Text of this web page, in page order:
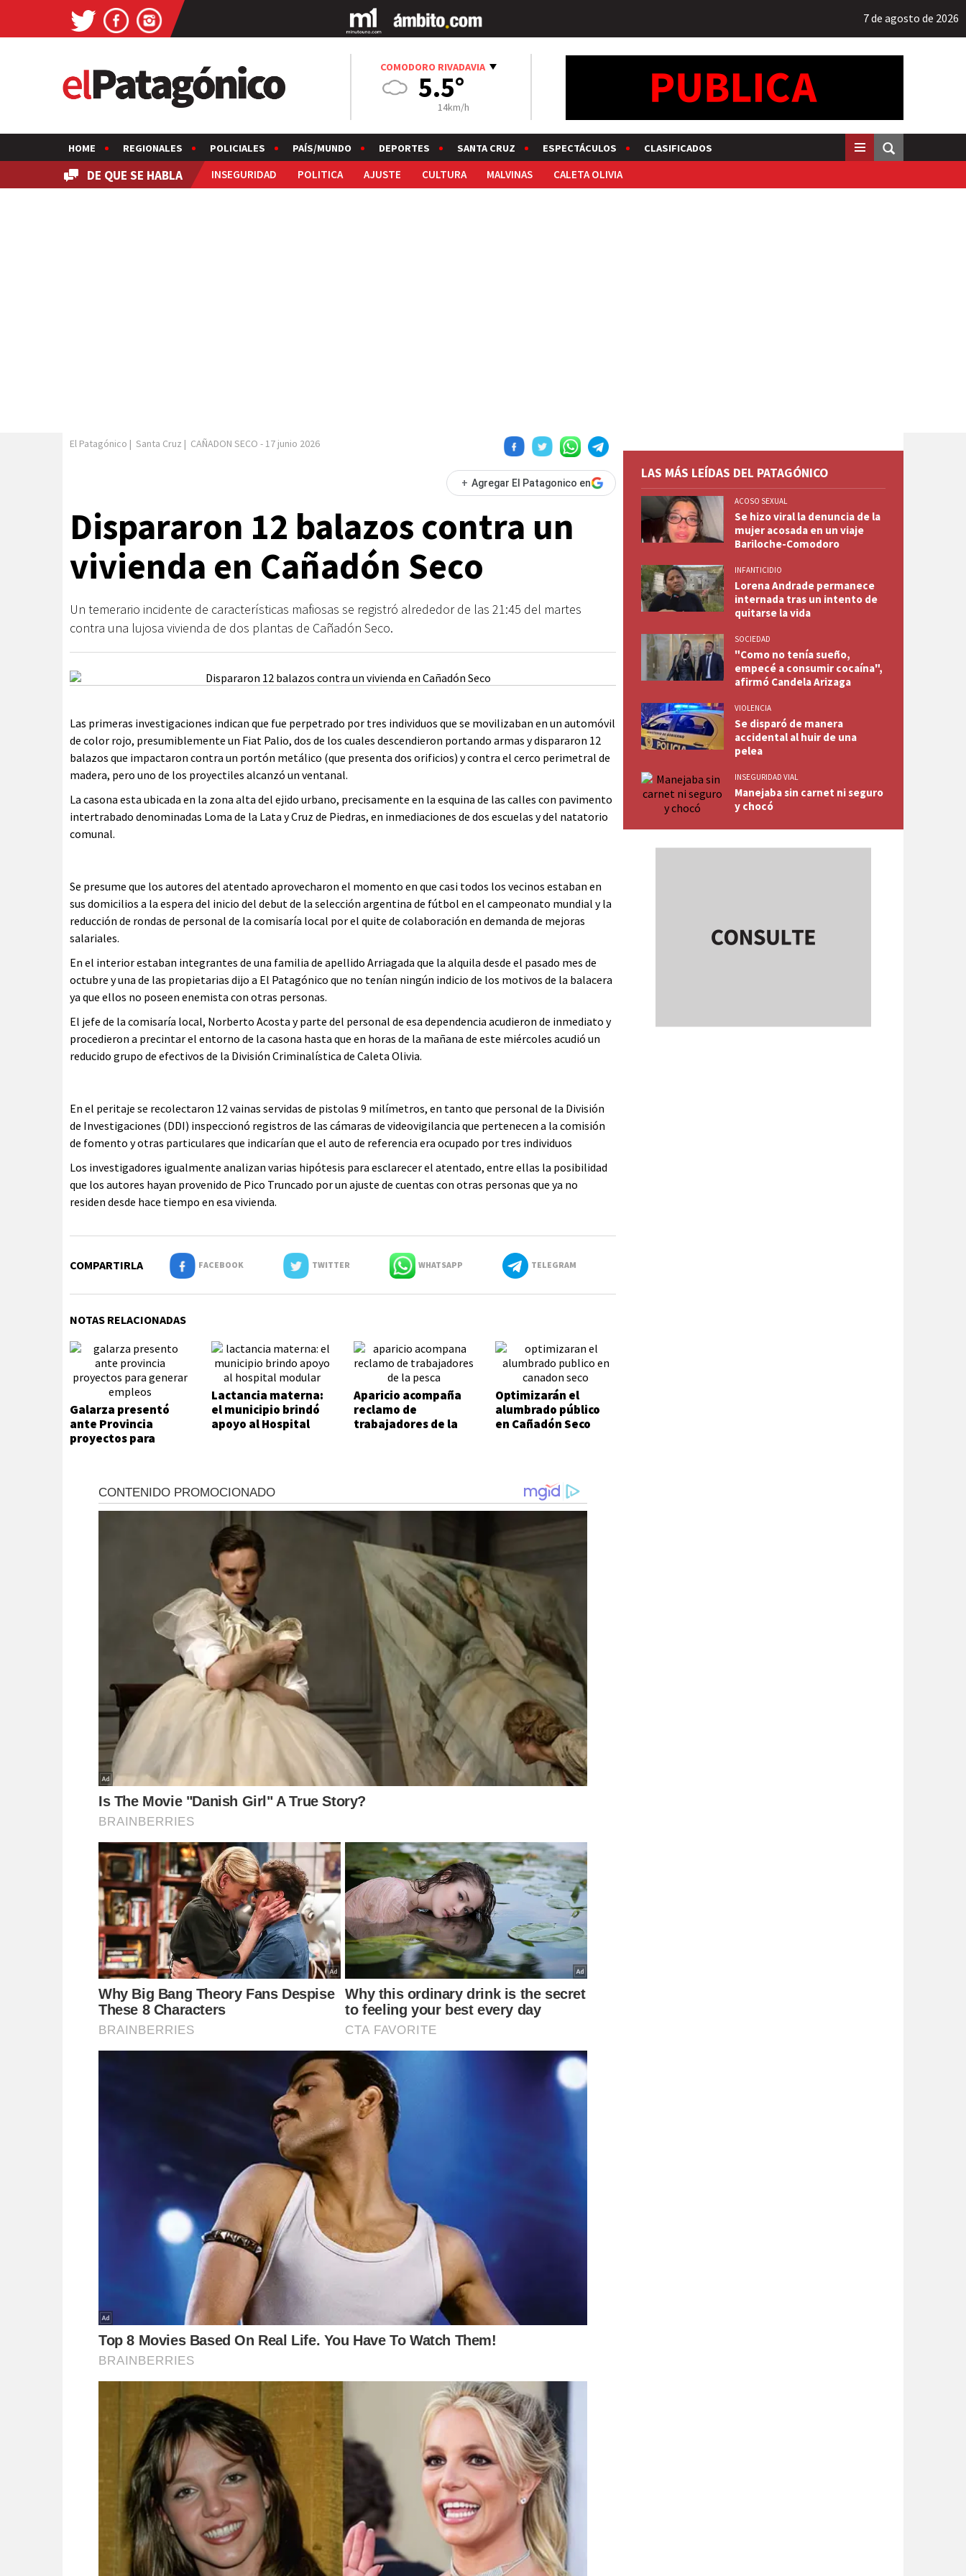
7 de agosto de 2026
COMODORO RIVADAVIA
5.5°
14km/h
HOME REGIONALES POLICIALES PAÍS/MUNDO DEPORTES SANTA CRUZ ESPECTÁCULOS CLASIFICADOS
DE QUE SE HABLA INSEGURIDAD POLITICA AJUSTE CULTURA MALVINAS CALETA OLIVIA
El Patagónico | Santa Cruz | CAÑADON SECO - 17 junio 2026
+ Agregar El Patagonico en
Dispararon 12 balazos contra un
vivienda en Cañadón Seco
Un temerario incidente de características mafiosas se registró alrededor de las 21:45 del martes
contra una lujosa vivienda de dos plantas de Cañadón Seco.
Las primeras investigaciones indican que fue perpetrado por tres individuos que se movilizaban en un automóvil
de color rojo, presumiblemente un Fiat Palio, dos de los cuales descendieron portando armas y dispararon 12
balazos que impactaron contra un portón metálico (que presenta dos orificios) y contra el cerco perimetral de
madera, pero uno de los proyectiles alcanzó un ventanal.
La casona esta ubicada en la zona alta del ejido urbano, precisamente en la esquina de las calles con pavimento
intertrabado denominadas Loma de la Lata y Cruz de Piedras, en inmediaciones de dos escuelas y del natatorio
comunal.
Se presume que los autores del atentado aprovecharon el momento en que casi todos los vecinos estaban en
sus domicilios a la espera del inicio del debut de la selección argentina de fútbol en el campeonato mundial y la
reducción de rondas de personal de la comisaría local por el quite de colaboración en demanda de mejoras
salariales.
En el interior estaban integrantes de una familia de apellido Arriagada que la alquila desde el pasado mes de
octubre y una de las propietarias dijo a El Patagónico que no tenían ningún indicio de los motivos de la balacera
ya que ellos no poseen enemista con otras personas.
El jefe de la comisaría local, Norberto Acosta y parte del personal de esa dependencia acudieron de inmediato y
procedieron a precintar el entorno de la casona hasta que en horas de la mañana de este miércoles acudió un
reducido grupo de efectivos de la División Criminalística de Caleta Olivia.
En el peritaje se recolectaron 12 vainas servidas de pistolas 9 milímetros, en tanto que personal de la División
de Investigaciones (DDI) inspeccionó registros de las cámaras de videovigilancia que pertenecen a la comisión
de fomento y otras particulares que indicarían que el auto de referencia era ocupado por tres individuos
Los investigadores igualmente analizan varias hipótesis para esclarecer el atentado, entre ellas la posibilidad
que los autores hayan provenido de Pico Truncado por un ajuste de cuentas con otras personas que ya no
residen desde hace tiempo en esa vivienda.
COMPARTIRLA FACEBOOK TWITTER WHATSAPP TELEGRAM
NOTAS RELACIONADAS
Galarza presentó
ante Provincia
proyectos para
Lactancia materna:
el municipio brindó
apoyo al Hospital
Aparicio acompaña
reclamo de
trabajadores de la
Optimizarán el
alumbrado público
en Cañadón Seco
LAS MÁS LEÍDAS DEL PATAGÓNICO
ACOSO SEXUAL
Se hizo viral la denuncia de la
mujer acosada en un viaje
Bariloche-Comodoro
INFANTICIDIO
Lorena Andrade permanece
internada tras un intento de
quitarse la vida
SOCIEDAD
"Como no tenía sueño,
empecé a consumir cocaína",
afirmó Candela Arizaga
VIOLENCIA
Se disparó de manera
accidental al huir de una
pelea
INSEGURIDAD VIAL
Manejaba sin carnet ni seguro
y chocó